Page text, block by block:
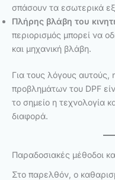
σπάσουν τα εσωτερικά
Πλήρης βλάβη του
περιορισμός μπορεί να
και μηχανική βλάβη.
Για τους λόγους αυτούς,
προβλημάτων του DPF
το σημείο η τεχνολογία
διαφορά.
Παραδοσιακές μέθοδοι
Στο παρελθόν, ο